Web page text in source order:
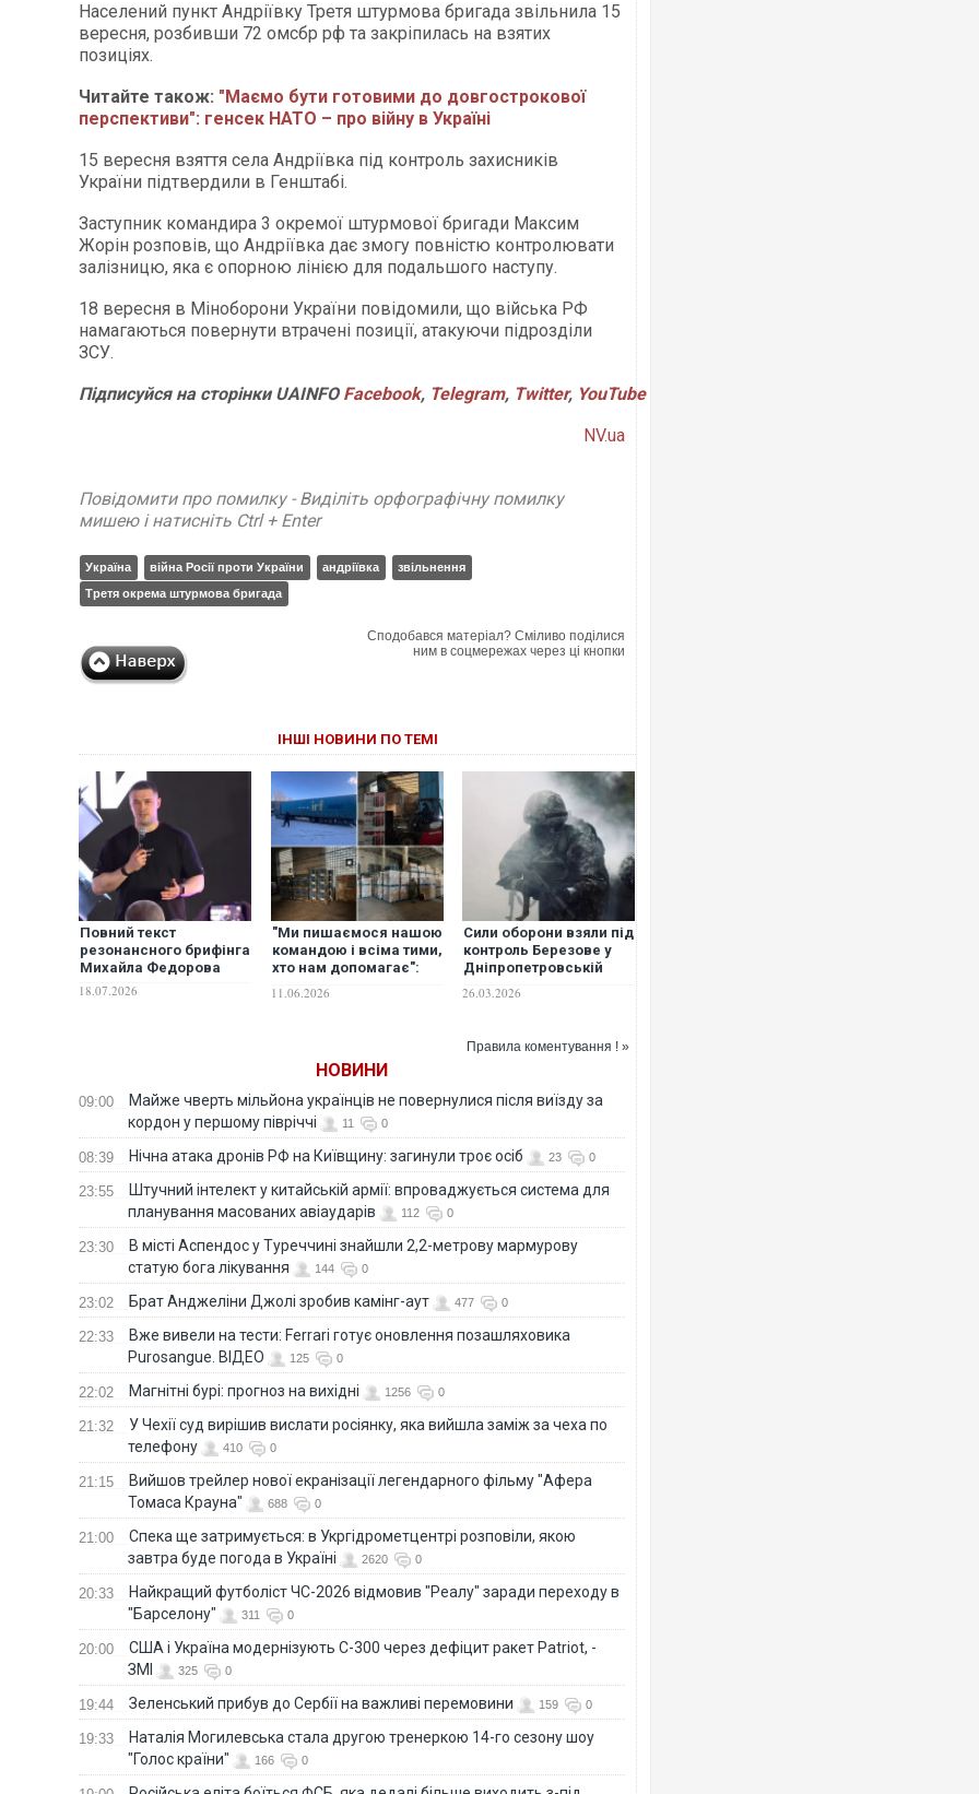
Населений пункт Андріївку Третя штурмова бригада звільнила 15
вересня, розбивши 72 омсбр рф та закріпилась на взятих
позиціях.
Читайте також: "Маємо бути готовими до довгострокової
перспективи": генсек НАТО – про війну в Україні
15 вересня взяття села Андріївка під контроль захисників
України підтвердили в Генштабі.
Заступник командира 3 окремої штурмової бригади Максим
Жорін розповів, що Андріївка дає змогу повністю контролювати
залізницю, яка є опорною лінією для подальшого наступу.
18 вересня в Міноборони України повідомили, що війська РФ
намагаються повернути втрачені позиції, атакуючи підрозділи
ЗСУ.
Підписуйся на сторінки UAINFO Facebook, Telegram, Twitter, YouTube
NV.ua
Повідомити про помилку - Виділіть орфографічну помилку
мишею і натисніть Ctrl + Enter
Україна війна Росії проти України андріївка
звільнення
Третя окрема штурмова бригада
Сподобався матеріал? Сміливо поділися
ним в соцмережах через ці кнопки
ІНШІ НОВИНИ ПО ТЕМІ
Повний текст
резонансного брифінга
Михайла Федорова
18.07.2026
"Ми пишаємося нашою
командою і всіма тими,
хто нам допомагає":
волонтерської команди
11.06.2026
Сили оборони взяли під
контроль Березове у
Дніпропетровській
26.03.2026
Правила коментування ! »
НОВИНИ
09:00
Майже чверть мільйона українців не повернулися після виїзду за
кордон у першому півріччі
11 0
08:39 Нічна атака дронів РФ на Київщину: загинули троє осіб 23 0
23:55
Штучний інтелект у китайській армії: впроваджується система для
планування масованих авіаударів
112 0
23:30
В місті Аспендос у Туреччині знайшли 2,2-метрову мармурову
статую бога лікування
144 0
23:02 Брат Анджеліни Джолі зробив камінг-аут 477 0
22:33
Вже вивели на тести: Ferrari готує оновлення позашляховика
Purosangue. ВІДЕО
125 0
22:02 Магнітні бурі: прогноз на вихідні 1256 0
21:32
У Чехії суд вирішив вислати росіянку, яка вийшла заміж за чеха по
телефону
410 0
21:15
Вийшов трейлер нової екранізації легендарного фільму "Афера
Томаса Крауна"
688 0
21:00
Спека ще затримується: в Укргідрометцентрі розповіли, якою
завтра буде погода в Україні
2620 0
20:33
Найкращий футболіст ЧС-2026 відмовив "Реалу" заради переходу в
"Барселону"
311 0
20:00
США і Україна модернізують С-300 через дефіцит ракет Patriot, -
ЗМІ
325 0
19:44 Зеленський прибув до Сербії на важливі перемовини 159 0
19:33
Наталія Могилевська стала другою тренеркою 14-го сезону шоу
"Голос країни"
166 0